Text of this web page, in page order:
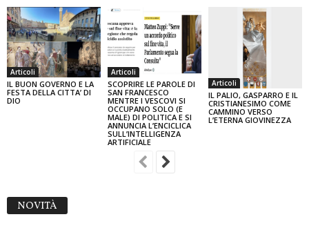
Articoli
IL BUON GOVERNO E LA
FESTA DELLA CITTA’ DI
DIO
Articoli
SCOPRIRE LE PAROLE DI
SAN FRANCESCO
MENTRE I VESCOVI SI
OCCUPANO SOLO (E
MALE) DI POLITICA E SI
ANNUNCIA L’ENCICLICA
SULL’INTELLIGENZA
ARTIFICIALE
Articoli
IL PALIO, GASPARRO E IL
CRISTIANESIMO COME
CAMMINO VERSO
L’ETERNA GIOVINEZZA
NOVITÀ